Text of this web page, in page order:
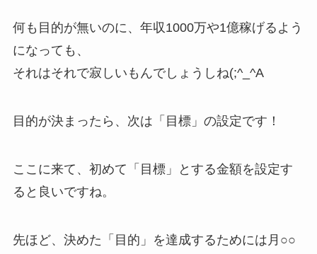
何も目的が無いのに、年収1000万や1億稼げるよう
になっても、
それはそれで寂しいもんでしょうしね(;^_^A
目的が決まったら、次は「目標」の設定です！
ここに来て、初めて「目標」とする金額を設定す
ると良いですね。
先ほど、決めた「目的」を達成するためには月○○